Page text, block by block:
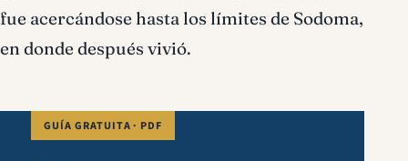
fue acercándose hasta los límites de Sodoma,
en donde después vivió.
GUÍA GRATUITA · PDF